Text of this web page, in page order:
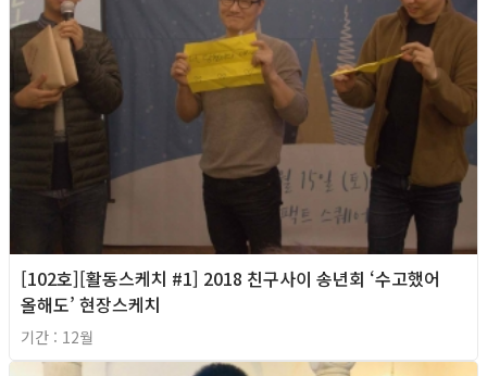
[102호][활동스케치 #1] 2018 친구사이 송년회 ‘수고했어
올해도’ 현장스케치
기간 : 12월